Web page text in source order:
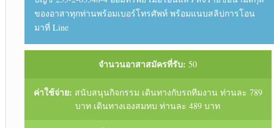
ของอาสาทุกท่านพร้อมเบอร์โทรศัพท์ พร้อมแนบสลิปการโอน
มาที่ Line
จำนวนอาสาสมัครที่รับ: 50
ค่าใช้จ่าย: สนับสนุนกิจกรรม เดินทางกับรถทีมงาน ท่านละ 789
บาท เดินทางเองสมทบ ท่านละ 489 บาท